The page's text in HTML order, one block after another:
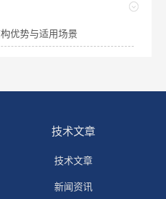
优势与适用场景
技术文章
技术文章
新闻资讯